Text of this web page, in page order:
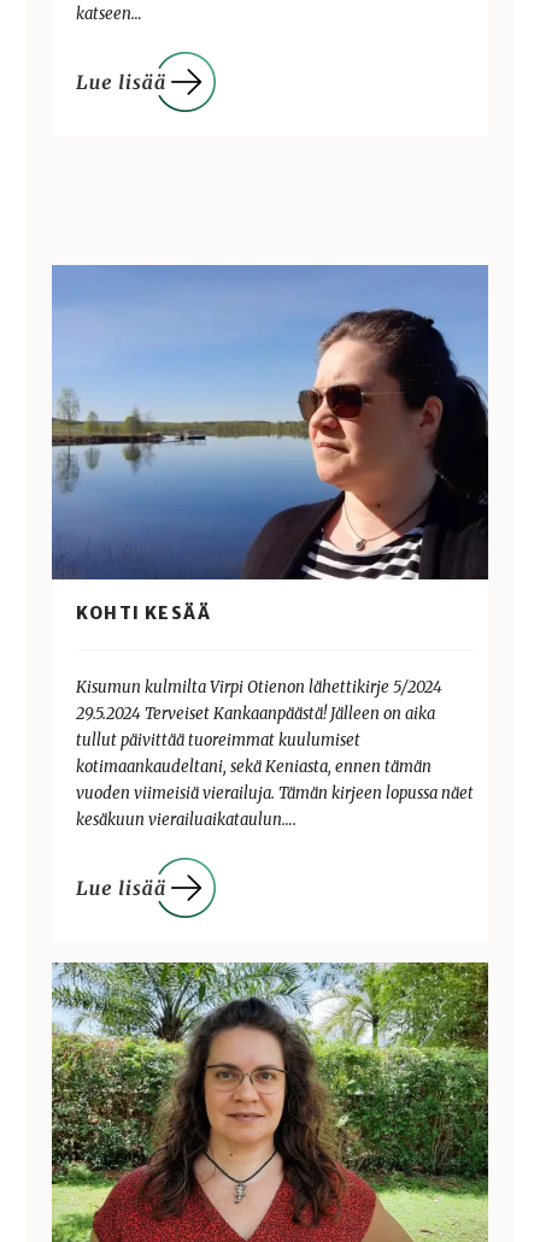
katseen…
KOHTI KESÄÄ
Kisumun kulmilta Virpi Otienon lähettikirje 5/2024
29.5.2024 Terveiset Kankaanpäästä! Jälleen on aika
tullut päivittää tuoreimmat kuulumiset
kotimaankaudeltani, sekä Keniasta, ennen tämän
vuoden viimeisiä vierailuja. Tämän kirjeen lopussa näet
kesäkuun vierailuaikataulun….